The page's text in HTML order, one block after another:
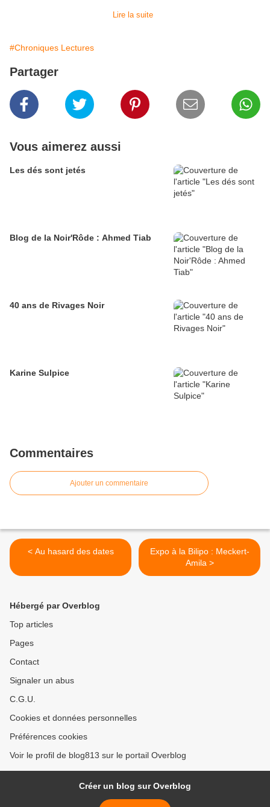
Lire la suite
#Chroniques Lectures
Partager
Vous aimerez aussi
Les dés sont jetés
Blog de la Noir'Rôde : Ahmed Tiab
40 ans de Rivages Noir
Karine Sulpice
Commentaires
Ajouter un commentaire
< Au hasard des dates
Expo à la Bilipo : Meckert-
Amila >
Hébergé par Overblog
Top articles
Pages
Contact
Signaler un abus
C.G.U.
Cookies et données personnelles
Préférences cookies
Voir le profil de blog813 sur le portail Overblog
Créer un blog sur Overblog